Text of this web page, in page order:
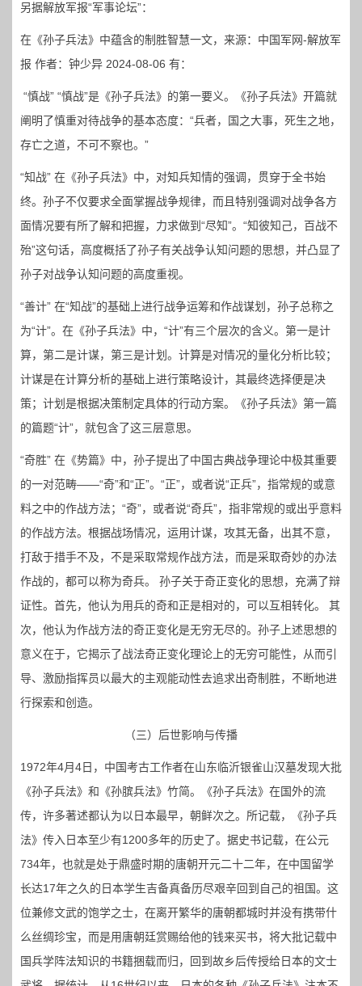
另据解放军报“军事论坛”：
在《孙子兵法》中蕴含的制胜智慧一文，来源：中国军网-解放军
报 作者：钟少异 2024-08-06 有：
“慎战” “慎战”是《孙子兵法》的第一要义。《孙子兵法》开篇就
阐明了慎重对待战争的基本态度：“兵者，国之大事，死生之地，
存亡之道，不可不察也。”
“知战” 在《孙子兵法》中，对知兵知情的强调，贯穿于全书始
终。孙子不仅要求全面掌握战争规律，而且特别强调对战争各方
面情况要有所了解和把握，力求做到“尽知”。“知彼知己，百战不
殆”这句话，高度概括了孙子有关战争认知问题的思想，并凸显了
孙子对战争认知问题的高度重视。
“善计” 在“知战”的基础上进行战争运筹和作战谋划，孙子总称之
为“计”。在《孙子兵法》中，“计”有三个层次的含义。第一是计
算，第二是计谋，第三是计划。计算是对情况的量化分析比较；
计谋是在计算分析的基础上进行策略设计，其最终选择便是决
策；计划是根据决策制定具体的行动方案。《孙子兵法》第一篇
的篇题“计”，就包含了这三层意思。
“奇胜” 在《势篇》中，孙子提出了中国古典战争理论中极其重要
的一对范畴——“奇”和“正”。“正”，或者说“正兵”，指常规的或意
料之中的作战方法；“奇”，或者说“奇兵”，指非常规的或出乎意料
的作战方法。根据战场情况，运用计谋，攻其无备，出其不意，
打敌于措手不及，不是采取常规作战方法，而是采取奇妙的办法
作战的，都可以称为奇兵。 孙子关于奇正变化的思想，充满了辩
证性。首先，他认为用兵的奇和正是相对的，可以互相转化。 其
次，他认为作战方法的奇正变化是无穷无尽的。孙子上述思想的
意义在于，它揭示了战法奇正变化理论上的无穷可能性，从而引
导、激励指挥员以最大的主观能动性去追求出奇制胜，不断地进
行探索和创造。
（三）后世影响与传播
1972年4月4日，中国考古工作者在山东临沂银雀山汉墓发现大批
《孙子兵法》和《孙膑兵法》竹简。《孙子兵法》在国外的流
传，许多著述都认为以日本最早，朝鲜次之。所记载，《孙子兵
法》传入日本至少有1200多年的历史了。据史书记载，在公元
734年，也就是处于鼎盛时期的唐朝开元二十二年，在中国留学
长达17年之久的日本学生吉备真备历尽艰辛回到自己的祖国。这
位兼修文武的饱学之士，在离开繁华的唐朝都城时并没有携带什
么丝绸珍宝，而是用唐朝廷赏赐给他的钱来买书，将大批记载中
国兵学阵法知识的书籍捆载而归，回到故乡后传授给日本的文士